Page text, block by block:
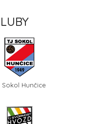
Sokol Hunčice